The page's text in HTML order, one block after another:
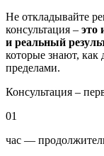
Не откладывайте
консультация – это
и реальный
которые знают, как
пределами.
Консультация –
01
час —